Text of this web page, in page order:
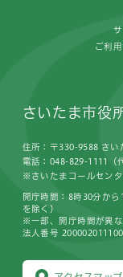
ご利
さいたま市役
住所：〒330-9588 さい
電話：048-829-1111（
※さいたまコールセンタ
開庁時間：8時30分か
を除く）
※一部、開庁時間が異な
法人番号